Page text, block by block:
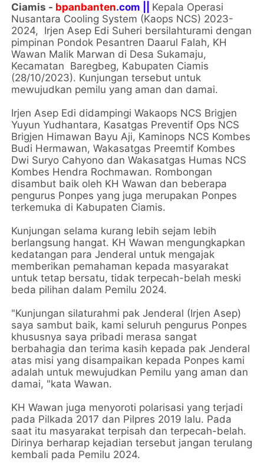
Ciamis - bpanbanten.com || Kepala Operasi
Nusantara Cooling System (Kaops NCS) 2023-
2024, Irjen Asep Edi Suheri bersilahturami dengan
pimpinan Pondok Pesantren Daarul Falah, KH
Wawan Malik Marwan di Desa Sukamaju,
Kecamatan Baregbeg, Kabupaten Ciamis
(28/10/2023). Kunjungan tersebut untuk
mewujudkan pemilu yang aman dan damai.
Irjen Asep Edi didampingi Wakaops NCS Brigjen
Yuyun Yudhantara, Kasatgas Preventif Ops NCS
Brigjen Himawan Bayu Aji, Kaminops NCS Kombes
Budi Hermawan, Wakasatgas Preemtif Kombes
Dwi Suryo Cahyono dan Wakasatgas Humas NCS
Kombes Hendra Rochmawan. Rombongan
disambut baik oleh KH Wawan dan beberapa
pengurus Ponpes yang juga merupakan Ponpes
terkemuka di Kabupaten Ciamis.
Kunjungan selama kurang lebih sejam lebih
berlangsung hangat. KH Wawan mengungkapkan
kedatangan para Jenderal untuk mengajak
memberikan pemahaman kepada masyarakat
untuk tetap bersatu, tidak terpecah-belah meski
beda pilihan dalam Pemilu 2024.
"Kunjungan silaturahmi pak Jenderal (Irjen Asep)
saya sambut baik, kami seluruh pengurus Ponpes
khususnya saya pribadi merasa sangat
berbahagia dan terima kasih kepada pak Jenderal
atas misi yang disampaikan kepada Ponpes kami
adalah untuk mewujudkan Pemilu yang aman dan
damai, "kata Wawan.
KH Wawan juga menyoroti polarisasi yang terjadi
pada Pilkada 2017 dan Pilpres 2019 lalu. Pada
saat itu masyarakat terpisah dan terpecah-belah.
Dirinya berharap kejadian tersebut jangan terulang
kembali pada Pemilu 2024.